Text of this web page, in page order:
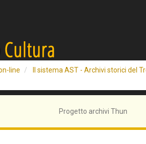
line Il sistema AST - Archivi storici del
Progetto archivi Thun